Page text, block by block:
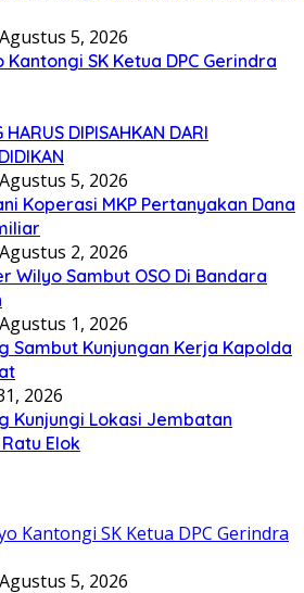
Agustus 5, 2026
SK Ketua DPC Gerindra
HARUS DIPISAHKAN DARI
Agustus 5, 2026
Koperasi MKP Pertanyakan Dana
Agustus 2, 2026
Wilyo Sambut OSO Di Bandara
Agustus 1, 2026
Sambut Kunjungan Kerja Kapolda
2026
Kunjungi Lokasi Jembatan
Elok
Agustus 5, 2026